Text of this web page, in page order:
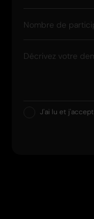
Nombre de
Décrivez votre
J'ai lu et